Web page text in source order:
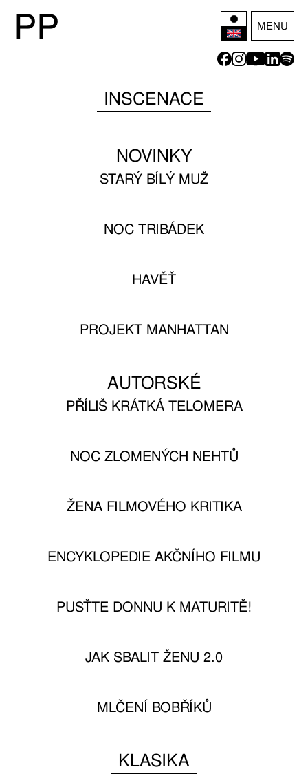
PP MENU
INSCENACE
NOVINKY
STARÝ BÍLÝ MUŽ
NOC TRIBÁDEK
HAVĚŤ
PROJEKT MANHATTAN
AUTORSKÉ
PŘÍLIŠ KRÁTKÁ TELOMERA
NOC ZLOMENÝCH NEHTŮ
ŽENA FILMOVÉHO KRITIKA
ENCYKLOPEDIE AKČNÍHO FILMU
PUSŤTE DONNU K MATURITĚ!
JAK SBALIT ŽENU 2.0
MLČENÍ BOBŘÍKŮ
KLASIKA